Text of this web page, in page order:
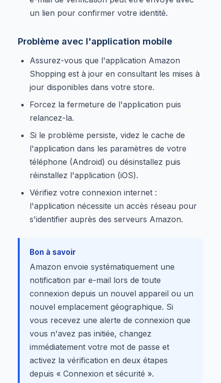
un lien pour confirmer votre identité.
Problème avec l'application mobile
Assurez-vous que l'application Amazon
Shopping est à jour en consultant les mises à
jour disponibles dans votre store.
Forcez la fermeture de l'application puis
relancez-la.
Si le problème persiste, videz le cache de
l'application dans les paramètres de votre
téléphone (Android) ou désinstallez puis
réinstallez l'application (iOS).
Vérifiez votre connexion internet :
l'application nécessite un accès réseau pour
s'identifier auprès des serveurs Amazon.
Bon à savoir
Amazon envoie systématiquement une
notification par e-mail lors de toute
connexion depuis un nouvel appareil ou un
nouvel emplacement géographique. Si
vous recevez une alerte de connexion que
vous n'avez pas initiée, changez
immédiatement votre mot de passe et
activez la vérification en deux étapes
depuis « Connexion et sécurité ».